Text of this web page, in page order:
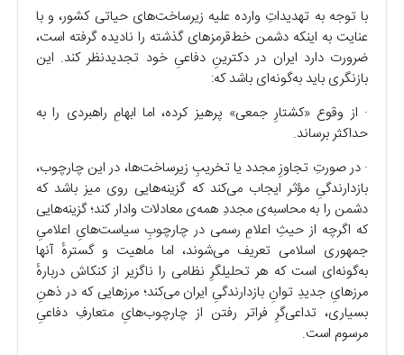
با توجه به تهدیداتِ وارده علیه زیرساخت‌های حیاتی کشور، و با
عنایت به اینکه دشمن خط‌قرمز‌های گذشته را نادیده گرفته است،
ضرورت دارد ایران در دکترینِ دفاعیِ خود تجدیدنظر کند. این
بازنگری باید به‌گونه‌ای باشد که:
· از وقوع «کشتارِ جمعی» پرهیز کرده، اما ابهامِ راهبردی را به
حداکثر برساند.
· در صورتِ تجاوزِ مجدد یا تخریبِ زیرساخت‌ها، در این چارچوب،
بازدارندگیِ مؤثر ایجاب می‌کند که گزینه‌هایی روی میز باشد که
دشمن را به محاسبه‌ی مجددِ همه‌ی معادلات وادار کند؛ گزینه‌هایی
که اگرچه از حیثِ اعلامِ رسمی در چارچوبِ سیاست‌هایِ اعلامیِ
جمهوری اسلامی تعریف می‌شوند، اما ماهیت و گسترهٔ آنها
به‌گونه‌ای است که هر تحلیلگرِ نظامی را ناگزیر از کنکاش دربارهٔ
مرزهایِ جدیدِ توانِ بازدارندگیِ ایران می‌کند؛ مرز‌هایی که در ذهنِ
بسیاری، تداعی‌گرِ فراتر رفتن از چارچوب‌هایِ متعارفِ دفاعیِ
مرسوم است.